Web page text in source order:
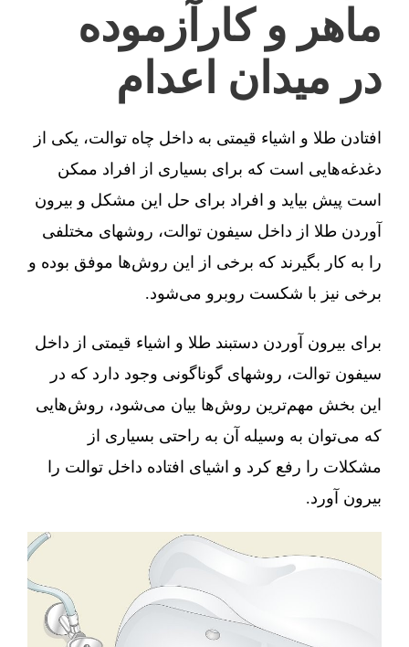
ماهر و کارآزموده
در میدان اعدام
افتادن طلا و اشیاء قیمتی به داخل چاه توالت، یکی از
دغدغه‌هایی است که برای بسیاری از افراد ممکن
است پیش بیاید و افراد برای حل این مشکل و بیرون
آوردن طلا از داخل سیفون توالت، روشهای مختلفی
را به کار بگیرند که برخی از این روش‌ها موفق بوده و
برخی نیز با شکست روبرو می‌شود.
برای بیرون آوردن دستبند طلا و اشیاء قیمتی از داخل
سیفون توالت، روشهای گوناگونی وجود دارد که در
این بخش مهم‌ترین روش‌ها بیان می‌شود، روش‌هایی
که می‌توان به وسیله آن به راحتی بسیاری از
مشکلات را رفع کرد و اشیای افتاده داخل توالت را
بیرون آورد.